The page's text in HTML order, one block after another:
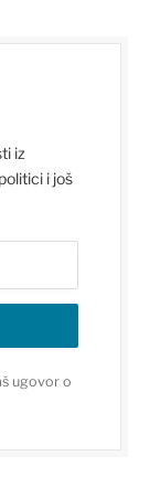
iz
i još
ugovor o